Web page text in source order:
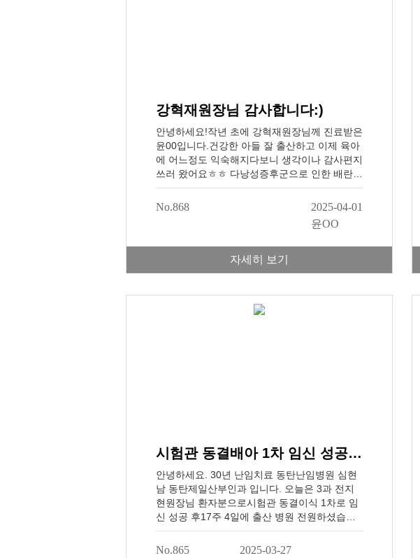
강혁재원장님 감사합니다:)
안녕하세요!작년 초에 강혁재원장님께 진료받은
윤00입니다.건강한 아들 잘 출산하고 이제 육아
에 어느정도 익숙해지다보니 생각이나 감사편지
쓰러 왔어요ㅎㅎ 다낭성증후군으로 인한 배란장
애가 심해서 피곤한 직장생활하면서 임신이 쉽
지 않을거라 생각했었어요. 너무나 다행히도 회
방받고(필요하면 주사도ㅠㅠ!)열심히 다니고 원
(4~5번째였던 것 같아요) 원장님께서 인공수정
도 고려해보라고 하셨어서 사실 기대안했었는데
기 건강히 잘 붙어있으라구 종교도 없는데 기도
을 어떻게 하는 건지 몰라 너무 대문짝만하게 들
동은 싫다여서 둘째도 꼭 가지고 싶은데 병원이
집에서는 좀 거리가 있구 아기데리고 혼자 진료
볼 수도 없고 둘째 임신이 가능한가 걱정도 되긴
합니다만ㅠㅠ(자연임신 됐음 좋겠네여..ㅎㅎ)언
하는 예비엄마들을 위해 힘써주시는 심현남산부
No.868
2025-04-01
윤OO
자세히 보기
시험관 동결배아 1차 임신 성공, 출산병원 전원 [이O배님]
안녕하세요. 30년 난임치료 동탄난임병원 심현
남 동탄제일산부인과 입니다. 오늘은 3과 전지
현원장님 환자분으로시험관 동결이식 1차로 임
신 성공 후17주 4일에 출산 병원 전원하셨습니
다.오실 때 마다 저희도 즐거웠습니다.덕분에 저
희 의료진도 최선을 다해이어질 수 있어 다행이
No.865
2025-03-27